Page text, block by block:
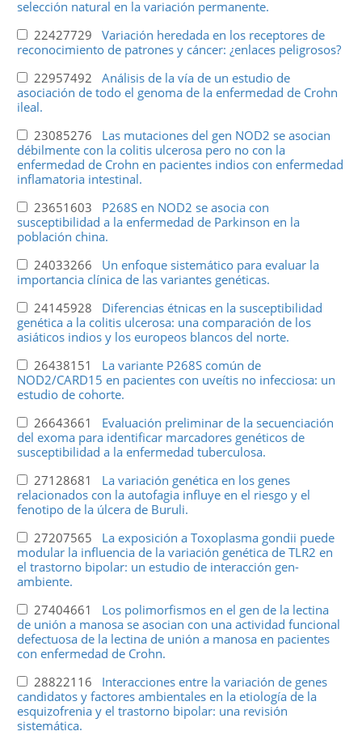
selección natural en la variación permanente.
22427729 Variación heredada en los receptores de
reconocimiento de patrones y cáncer: ¿enlaces peligrosos?
22957492 Análisis de la vía de un estudio de
asociación de todo el genoma de la enfermedad de Crohn
ileal.
23085276 Las mutaciones del gen NOD2 se asocian
débilmente con la colitis ulcerosa pero no con la
enfermedad de Crohn en pacientes indios con enfermedad
inflamatoria intestinal.
23651603 P268S en NOD2 se asocia con
susceptibilidad a la enfermedad de Parkinson en la
población china.
24033266 Un enfoque sistemático para evaluar la
importancia clínica de las variantes genéticas.
24145928 Diferencias étnicas en la susceptibilidad
genética a la colitis ulcerosa: una comparación de los
asiáticos indios y los europeos blancos del norte.
26438151 La variante P268S común de
NOD2/CARD15 en pacientes con uveítis no infecciosa: un
estudio de cohorte.
26643661 Evaluación preliminar de la secuenciación
del exoma para identificar marcadores genéticos de
susceptibilidad a la enfermedad tuberculosa.
27128681 La variación genética en los genes
relacionados con la autofagia influye en el riesgo y el
fenotipo de la úlcera de Buruli.
27207565 La exposición a Toxoplasma gondii puede
modular la influencia de la variación genética de TLR2 en
el trastorno bipolar: un estudio de interacción gen-
ambiente.
27404661 Los polimorfismos en el gen de la lectina
de unión a manosa se asocian con una actividad funcional
defectuosa de la lectina de unión a manosa en pacientes
con enfermedad de Crohn.
28822116 Interacciones entre la variación de genes
candidatos y factores ambientales en la etiología de la
esquizofrenia y el trastorno bipolar: una revisión
sistemática.